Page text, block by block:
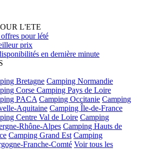
L'ETE
pour lété
prix
en dernière minute
Bretagne Camping Normandie
Corse Camping Pays de Loire
PACA Camping Occitanie Camping
Aquitaine Camping Île-de-France
Centre Val de Loire Camping
Rhône-Alpes Camping Hauts de
Camping Grand Est Camping
Franche-Comté Voir tous les